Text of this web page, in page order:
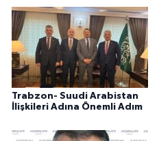
Trabzon- Suudi Arabistan
İlişkileri Adına Önemli Adım